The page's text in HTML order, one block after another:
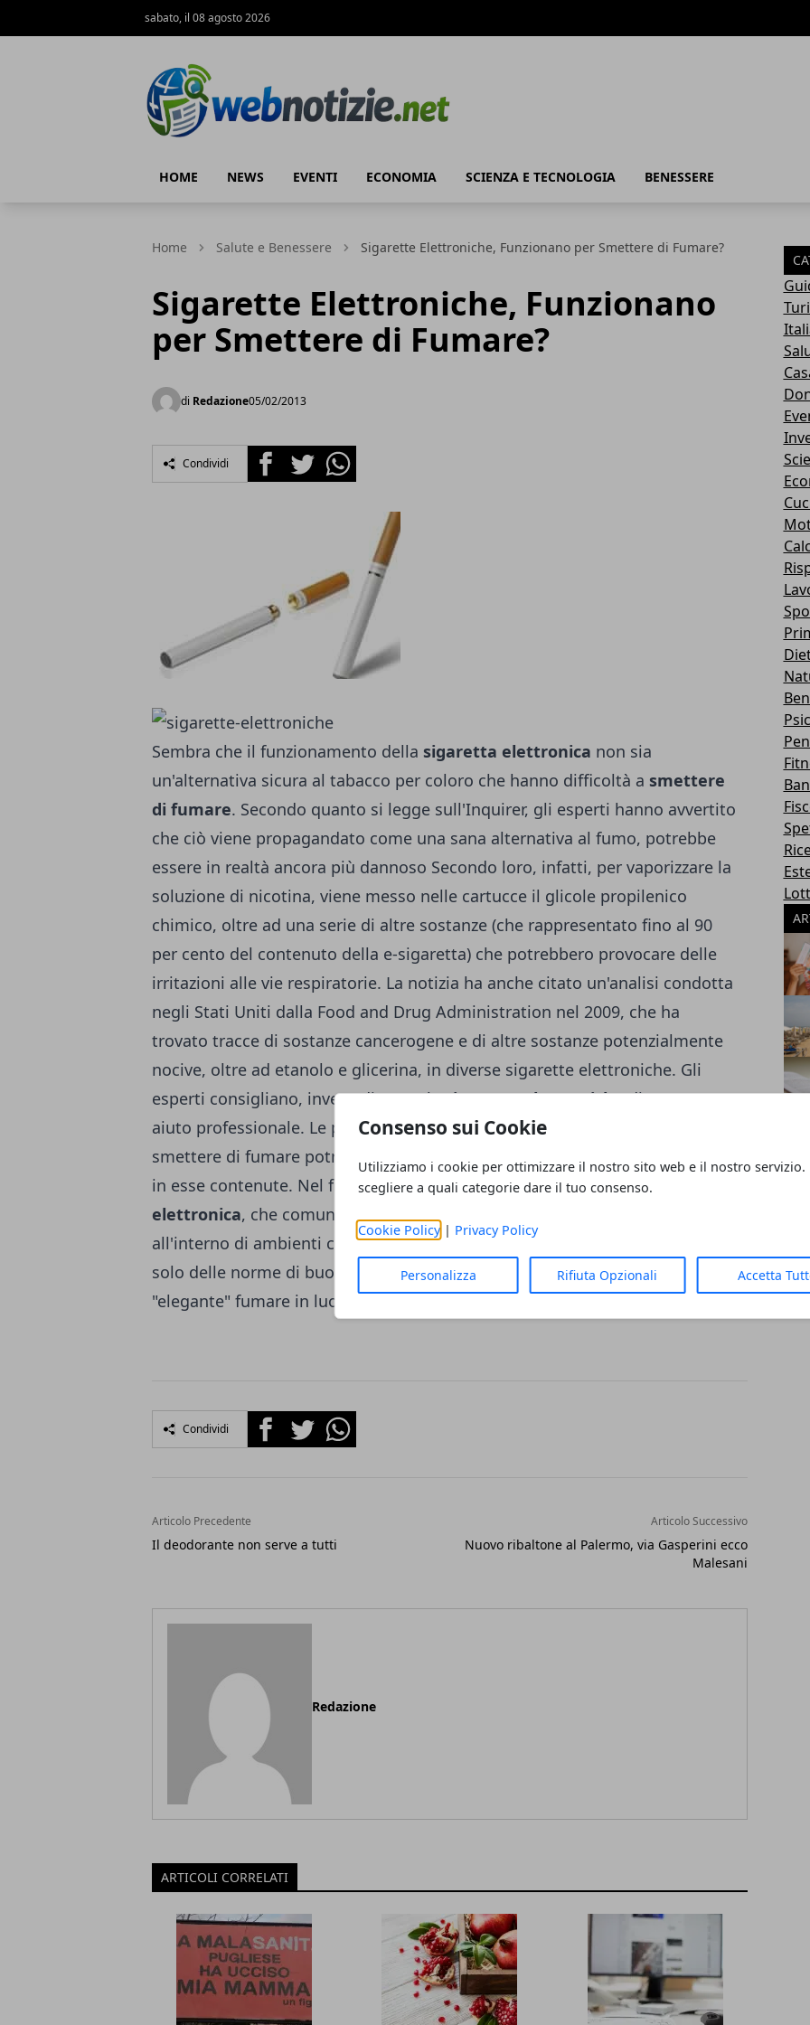
Consenso sui Cookie
Utilizziamo i cookie per ottimizzare il nostro sito web e il nostro servizio.
scegliere a quali categorie dare il tuo consenso.
Cookie Policy| Privacy Policy
Personalizza Rifiuta Opzionali Accetta
sabato, il 08 agosto 2026
HOME NEWS EVENTI ECONOMIA SCIENZA E TECNOLOGIA BENESSERE
Home Salute e Benessere Sigarette Elettroniche, Funzionano per Smettere di Fumare?
Sigarette Elettroniche, Funzionano
per Smettere di Fumare?
di Redazione05/02/2013
Condividi FacebookTwitterWhatsapp
Sembra che il funzionamento della sigaretta elettronica non sia
un'alternativa sicura al tabacco per coloro che hanno difficoltà a smettere
di fumare. Secondo quanto si legge sull'Inquirer, gli esperti hanno avvertito
che ciò viene propagandato come una sana alternativa al fumo, potrebbe
essere in realtà ancora più dannoso Secondo loro, infatti, per vaporizzare la
soluzione di nicotina, viene messo nelle cartucce il glicole propilenico
chimico, oltre ad una serie di altre sostanze (che rappresentato fino al 90
per cento del contenuto della e-sigaretta) che potrebbero provocare delle
irritazioni alle vie respiratorie. La notizia ha anche citato un'analisi condotta
negli Stati Uniti dalla Food and Drug Administration nel 2009, che ha
trovato tracce di sostanze cancerogene e di altre sostanze potenzialmente
nocive, oltre ad etanolo e glicerina, in diverse sigarette elettroniche. Gli
esperti consigliano, invece di usare lesigarette elettronichedi cercare un
aiuto professionale. Le persone che usano la sigaretta elettronica per
smettere di fumare potrebbero in realtà rimanere dipendenti dalla nicotina
in esse contenute. Nel frattempo in Italia ci si domanda se lasigaretta
elettronica, che comunque non sprigiona fumo, possa essere usata
all'interno di ambienti chiusi. Non esiste nella legge che ne vieti l'utilizzo,
solo delle norme di buon senso che potrebbero indicare che non è
"elegante" fumare in luoghi chiusi, neanche una e-sigaretta.
Condividi FacebookTwitterWhatsapp
Articolo Precedente
Il deodorante non serve a tutti
Articolo Successivo
Nuovo ribaltone al Palermo, via Gasperini ecco
Malesani
Redazione
ARTICOLI CORRELATI